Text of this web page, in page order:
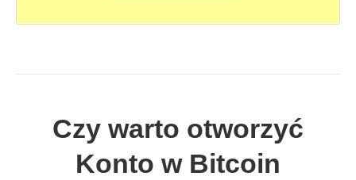
Czy warto otworzyć
Konto w Bitcoin